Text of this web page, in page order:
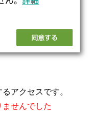
アクセスです。
せんでした